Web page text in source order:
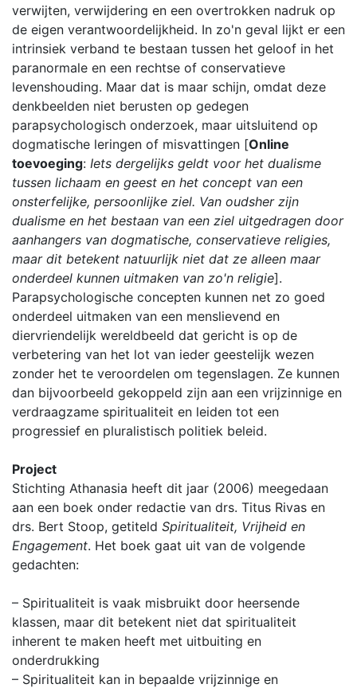
verwijten, verwijdering en een overtrokken nadruk op
de eigen verantwoordelijkheid. In zo'n geval lijkt er een
intrinsiek verband te bestaan tussen het geloof in het
paranormale en een rechtse of conservatieve
levenshouding. Maar dat is maar schijn, omdat deze
denkbeelden niet berusten op gedegen
parapsychologisch onderzoek, maar uitsluitend op
dogmatische leringen of misvattingen [Online
toevoeging: Iets dergelijks geldt voor het dualisme
tussen lichaam en geest en het concept van een
onsterfelijke, persoonlijke ziel. Van oudsher zijn
dualisme en het bestaan van een ziel uitgedragen door
aanhangers van dogmatische, conservatieve religies,
maar dit betekent natuurlijk niet dat ze alleen maar
onderdeel kunnen uitmaken van zo'n religie].
Parapsychologische concepten kunnen net zo goed
onderdeel uitmaken van een menslievend en
diervriendelijk wereldbeeld dat gericht is op de
verbetering van het lot van ieder geestelijk wezen
zonder het te veroordelen om tegenslagen. Ze kunnen
dan bijvoorbeeld gekoppeld zijn aan een vrijzinnige en
verdraagzame spiritualiteit en leiden tot een
progressief en pluralistisch politiek beleid.
Project
Stichting Athanasia heeft dit jaar (2006) meegedaan
aan een boek onder redactie van drs. Titus Rivas en
drs. Bert Stoop, getiteld Spiritualiteit, Vrijheid en
Engagement. Het boek gaat uit van de volgende
gedachten:
– Spiritualiteit is vaak misbruikt door heersende
klassen, maar dit betekent niet dat spiritualiteit
inherent te maken heeft met uitbuiting en
onderdrukking
– Spiritualiteit kan in bepaalde vrijzinnige en